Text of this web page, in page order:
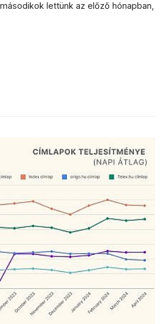
lettünk az előző hónapban,